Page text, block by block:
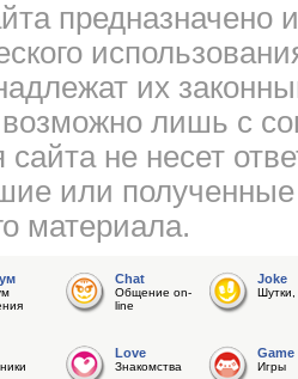
предназначено
их
лишь с
не несет
или
материала.
Chat
Общение on-
line
Joke
Love
Знакомства
Game
Игры